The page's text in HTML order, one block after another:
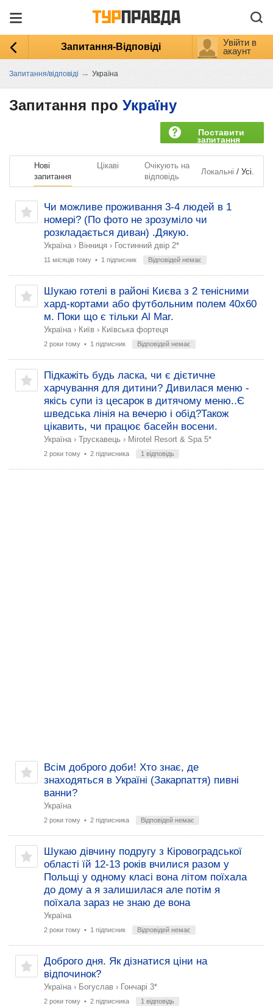
Запитання-Відповіді
Увійти в
акаунт
Запитання/відповіді → Україна
Запитання про Україну
Поставити
запитання
Нові
запитання
Цікаві
Очікують на
відповідь
Локальні / Усі.
Чи можливе проживання 3-4 людей в 1
номері? (По фото не зрозуміло чи
розкладається диван) .Дякую.
Україна › Вінниця › Гостинний двір 2*
11 місяців тому • 1 підписник Відповідей немає
Шукаю готелі в районі Києва з 2 тенісними
хард-кортами або футбольним полем 40х60
м. Поки що є тільки Al Mar.
Україна › Київ › Київська фортеця
2 роки тому • 1 підписник Відповідей немає
Підкажіть будь ласка, чи є дієтичне
харчування для дитини? Дивилася меню -
якісь супи із цесарок в дитячому меню..Є
шведська лінія на вечерю і обід?Також
цікавить, чи працює басейн восени.
Україна › Трускавець › Mirotel Resort & Spa 5*
2 роки тому • 2 підписника 1 відповідь
Всім доброго доби! Хто знає, де
знаходяться в Україні (Закарпаття) пивні
ванни?
Україна
2 роки тому • 2 підписника Відповідей немає
Шукаю дівчину подругу з Кіровоградської
області їй 12-13 років вчилися разом у
Польщі у одному класі вона літом поїхала
до дому а я залишилася але потім я
поїхала зараз не знаю де вона
Україна
2 роки тому • 1 підписник Відповідей немає
Доброго дня. Як дізнатися ціни на
відпочинок?
Україна › Богуслав › Гончарі 3*
2 роки тому • 2 підписника 1 відповідь